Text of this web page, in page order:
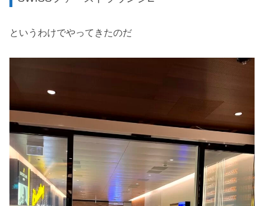
というわけでやってきたのだ